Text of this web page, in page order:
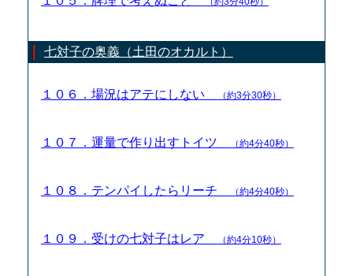
七対子の奥義（土田のオカルト）
１０６．場況はアテにしない （約3分30秒）
１０７．運量で作り出すトイツ （約4分40秒）
１０８．テンパイしたらリーチ （約4分40秒）
１０９．受けの七対子はレア （約4分10秒）